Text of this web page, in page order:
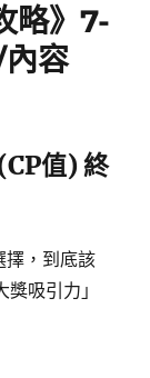
略》7-
內容
值) 終
，到底該
吸引力」